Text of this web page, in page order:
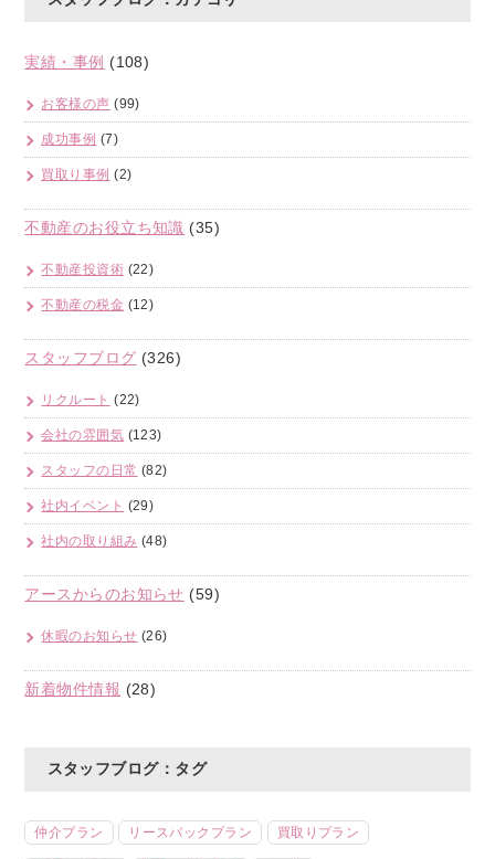
実績・事例 (108)
お客様の声 (99)
成功事例 (7)
買取り事例 (2)
不動産のお役立ち知識 (35)
不動産投資術 (22)
不動産の税金 (12)
スタッフブログ (326)
リクルート (22)
会社の雰囲気 (123)
スタッフの日常 (82)
社内イベント (29)
社内の取り組み (48)
アースからのお知らせ (59)
休暇のお知らせ (26)
新着物件情報 (28)
スタッフブログ：タグ
仲介プラン リースバックプラン 買取りプラン